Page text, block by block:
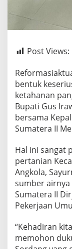
Post Views:
bentuk
ketahanan
Bupati Gus
bersama
Sumatera II
Hal ini sangat
pertanian
Angkola,
sumber airnya
Sumatera II
Pekerjaan
“Kehadiran
memohon